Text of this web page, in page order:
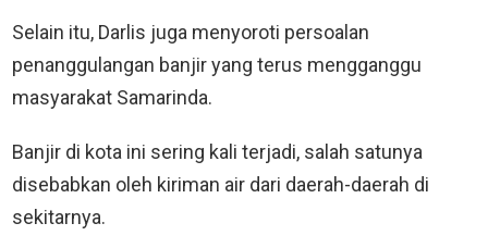
Selain itu, Darlis juga menyoroti persoalan
penanggulangan banjir yang terus mengganggu
masyarakat Samarinda.
Banjir di kota ini sering kali terjadi, salah satunya
disebabkan oleh kiriman air dari daerah-daerah di
sekitarnya.